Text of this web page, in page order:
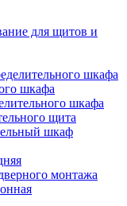
для щитов и
шкафа
шкафа
шкафа
щита
шкаф
монтажа